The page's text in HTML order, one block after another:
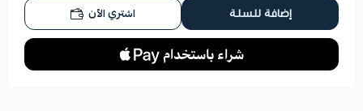
إضافة للسلة اشتري الآن